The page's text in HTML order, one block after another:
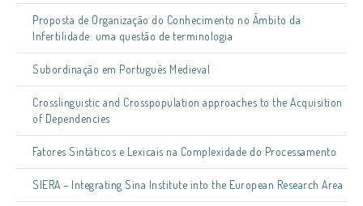
Proposta de Organização do Conhecimento no Âmbito da
Infertilidade: uma questão de terminologia
Subordinação em Português Medieval
Crosslinguistic and Crosspopulation approaches to the Acquisition
of Dependencies
Fatores Sintáticos e Lexicais na Complexidade do Processamento
SIERA – Integrating Sina Institute into the European Research Area